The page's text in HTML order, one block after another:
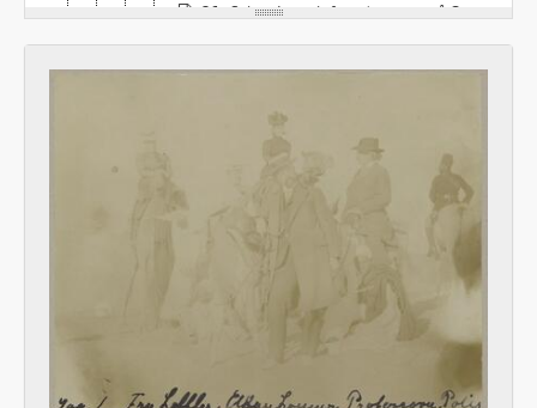
36 - Selma Lagerlöf med vänner på Operan vid sitt 70-årsfirande 1928
37 - Selma Lagerlöfs 70-årsfirande, festföreställning på Dramaten 21/11
4 - Selma Lagerlöf, grupporträtt
Fse - Sophie Elkans bilder
Fs - Fotografier av andra personer, släktingar
Faes - Fotografier av andra personer, porträtt. Svenska
Faeu - Fotografier av andra personer, porträtt. Utländska
Fags - Fotografier av andra personer, gruppbilder. Svenska
Fagu - Fotografier av andra personer, gruppbilder. Utländska
Fos - Orter: Sverige (utom Mårbacka)
Fom - Orter: Sverige - Mårbacka
Fbl - Fotografier: Blandat, svenska respektive utländska